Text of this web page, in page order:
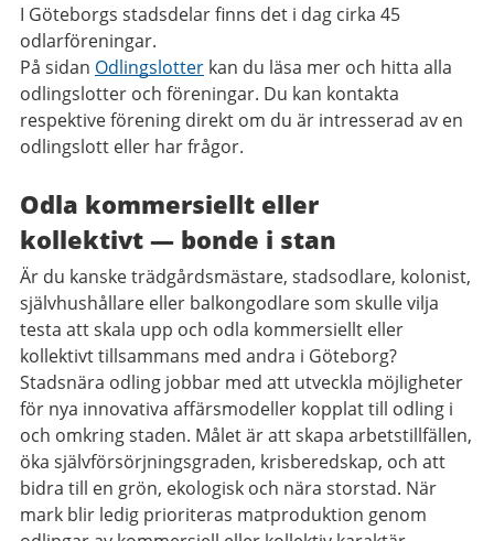
I Göteborgs stadsdelar finns det i dag cirka 45
odlarföreningar.
På sidan Odlingslotter kan du läsa mer och hitta alla
odlingslotter och föreningar. Du kan kontakta
respektive förening direkt om du är intresserad av en
odlingslott eller har frågor.
Odla kommersiellt eller
kollektivt — bonde i stan
Är du kanske trädgårdsmästare, stadsodlare, kolonist,
självhushållare eller balkongodlare som skulle vilja
testa att skala upp och odla kommersiellt eller
kollektivt tillsammans med andra i Göteborg?
Stadsnära odling jobbar med att utveckla möjligheter
för nya innovativa affärsmodeller kopplat till odling i
och omkring staden. Målet är att skapa arbetstillfällen,
öka självförsörjningsgraden, krisberedskap, och att
bidra till en grön, ekologisk och nära storstad. När
mark blir ledig prioriteras matproduktion genom